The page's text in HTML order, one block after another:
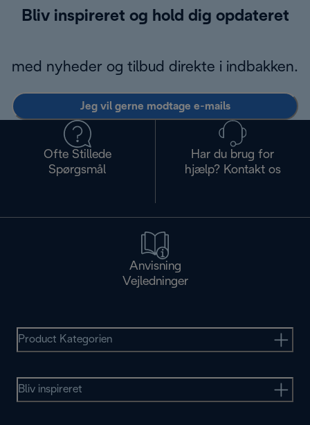
Bliv inspireret og hold dig opdateret
med nyheder og tilbud direkte i indbakken.
Jeg vil gerne modtage e-mails
Ofte Stillede
Spørgsmål
Har du brug for
hjælp? Kontakt os
Anvisning
Vejledninger
Product Kategorien
Bliv inspireret